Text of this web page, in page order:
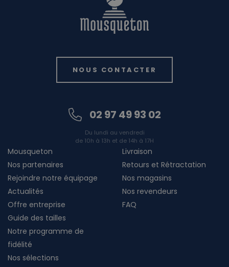
NOUS CONTACTER
02 97 49 93 02
Du lundi au vendredi
de 10h à 13h et de 14h à 17H
Mousqueton
Nos partenaires
Rejoindre notre équipage
Actualités
Offre entreprise
Livraison
Retours et Rétractation
Nos magasins
Nos revendeurs
FAQ
Guide des tailles
Notre programme de
fidélité
Nos sélections